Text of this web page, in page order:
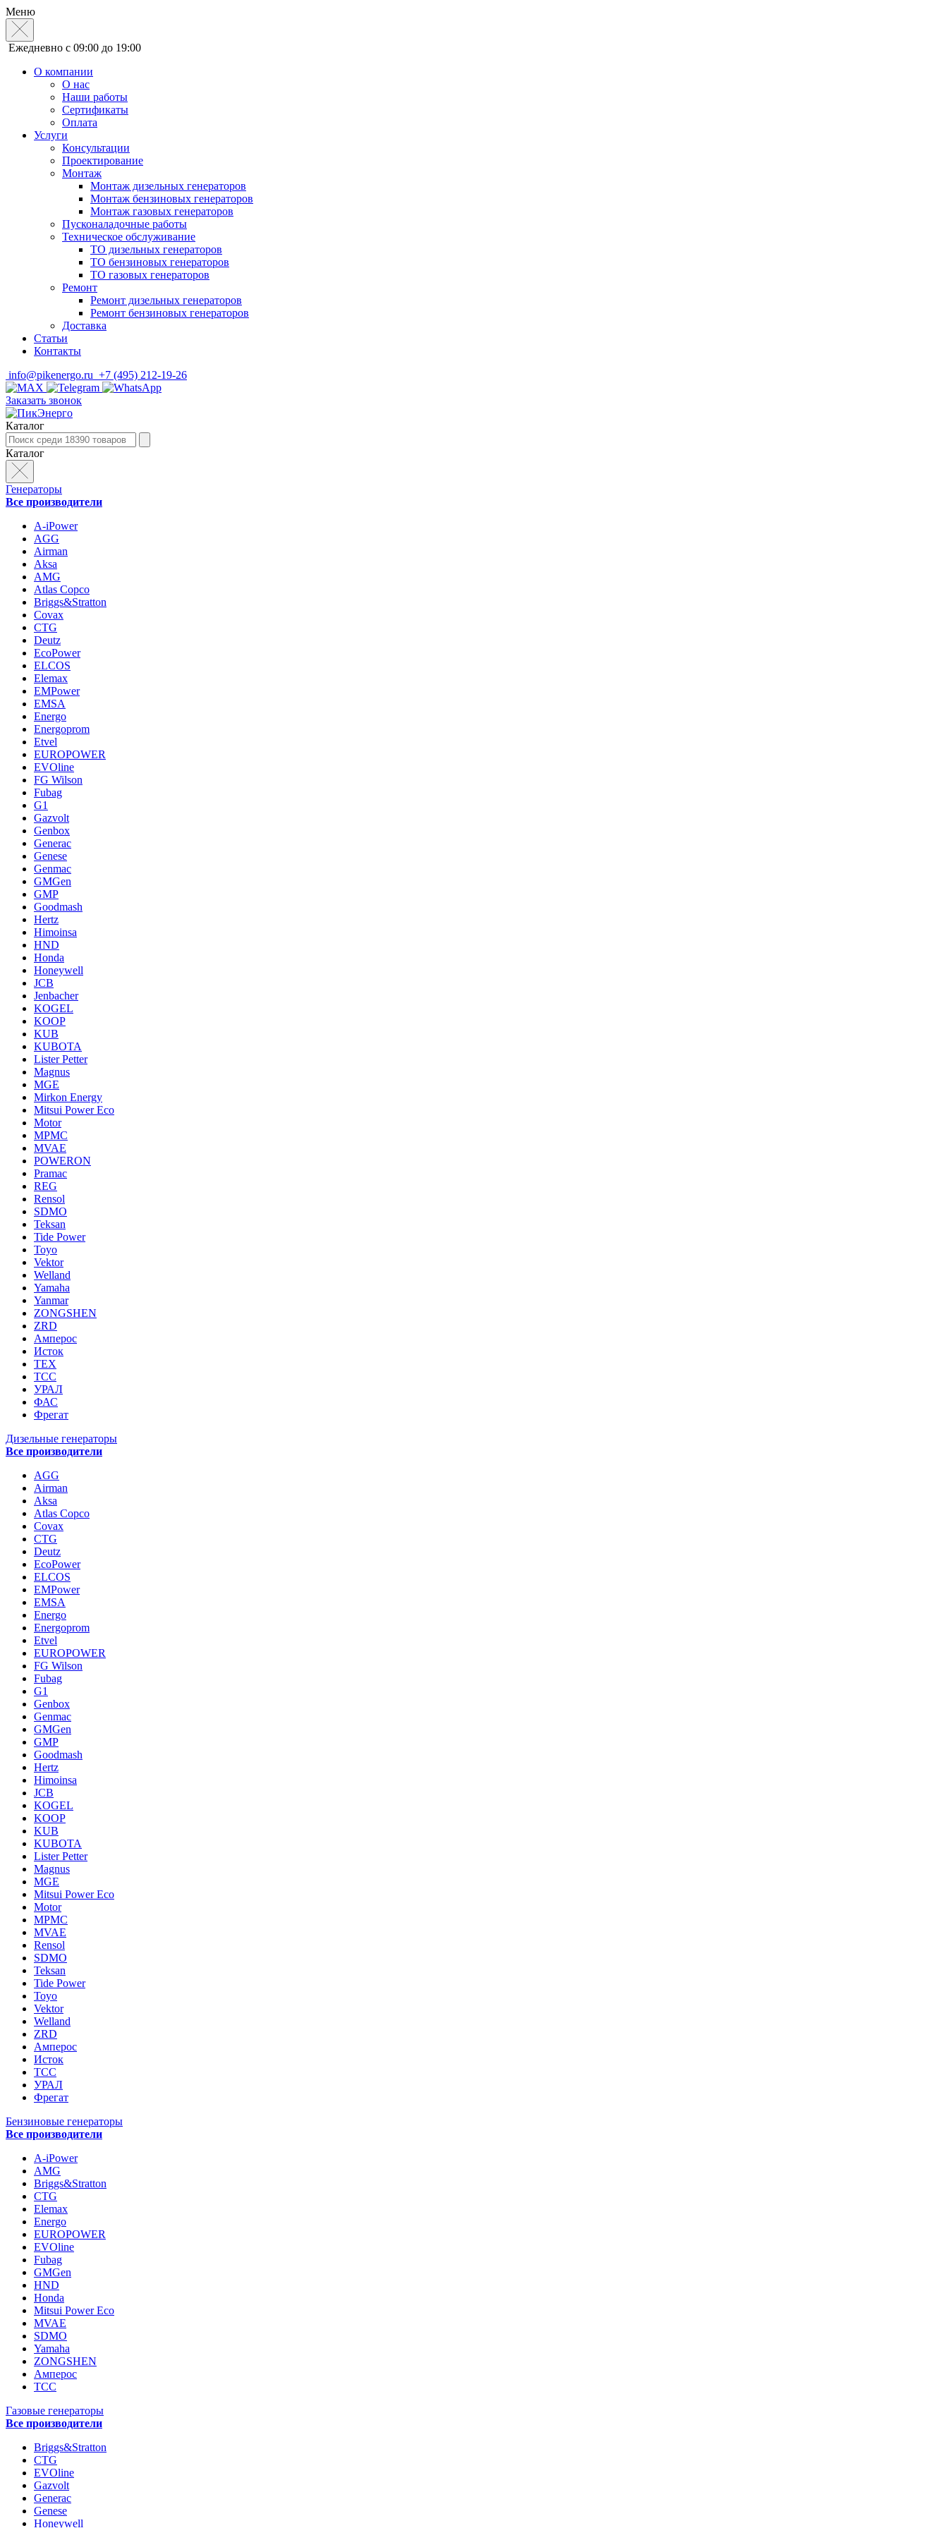
Меню
Ежедневно с 09:00 до 19:00
О компании
О нас
Наши работы
Сертификаты
Оплата
Услуги
Консультации
Проектирование
Монтаж
Монтаж дизельных генераторов
Монтаж бензиновых генераторов
Монтаж газовых генераторов
Пусконаладочные работы
Техническое обслуживание
ТО дизельных генераторов
ТО бензиновых генераторов
ТО газовых генераторов
Ремонт
Ремонт дизельных генераторов
Ремонт бензиновых генераторов
Доставка
Статьи
Контакты
info@pikenergo.ru +7 (495) 212-19-26
Заказать звонок
Каталог
Каталог
Генераторы
Все производители
A-iPower
AGG
Airman
Aksa
AMG
Atlas Copco
Briggs&Stratton
Covax
CTG
Deutz
EcoPower
ELCOS
Elemax
EMPower
EMSA
Energo
Energoprom
Etvel
EUROPOWER
EVOline
FG Wilson
Fubag
G1
Gazvolt
Genbox
Generac
Genese
Genmac
GMGen
GMP
Goodmash
Hertz
Himoinsa
HND
Honda
Honeywell
JCB
Jenbacher
KOGEL
KOOP
KUB
KUBOTA
Lister Petter
Magnus
MGE
Mirkon Energy
Mitsui Power Eco
Motor
MPMC
MVAE
POWERON
Pramac
REG
Rensol
SDMO
Teksan
Tide Power
Toyo
Vektor
Welland
Yamaha
Yanmar
ZONGSHEN
ZRD
Амперос
Исток
ТЕХ
ТСС
УРАЛ
ФАС
Фрегат
Дизельные генераторы
Все производители
AGG
Airman
Aksa
Atlas Copco
Covax
CTG
Deutz
EcoPower
ELCOS
EMPower
EMSA
Energo
Energoprom
Etvel
EUROPOWER
FG Wilson
Fubag
G1
Genbox
Genmac
GMGen
GMP
Goodmash
Hertz
Himoinsa
JCB
KOGEL
KOOP
KUB
KUBOTA
Lister Petter
Magnus
MGE
Mitsui Power Eco
Motor
MPMC
MVAE
Rensol
SDMO
Teksan
Tide Power
Toyo
Vektor
Welland
ZRD
Амперос
Исток
ТСС
УРАЛ
Фрегат
Бензиновые генераторы
Все производители
A-iPower
AMG
Briggs&Stratton
CTG
Elemax
Energo
EUROPOWER
EVOline
Fubag
GMGen
HND
Honda
Mitsui Power Eco
MVAE
SDMO
Yamaha
ZONGSHEN
Амперос
ТСС
Газовые генераторы
Все производители
Briggs&Stratton
CTG
EVOline
Gazvolt
Generac
Genese
Honeywell